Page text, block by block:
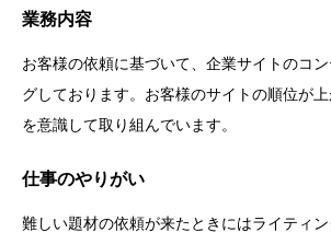
業務内容
お客様の依頼に基づいて、企業サイトのコ
グしております。お客様のサイトの順位が
を意識して取り組んでいます。
仕事のやりがい
難しい題材の依頼が来たときにはライティ